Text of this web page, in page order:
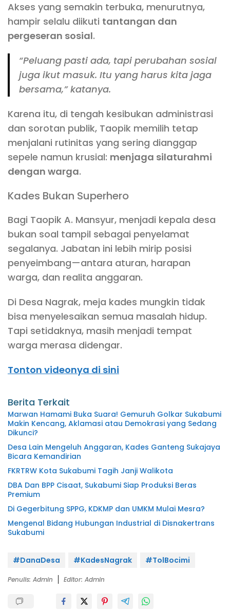
Akses yang semakin terbuka, menurutnya,
hampir selalu diikuti tantangan dan
pergeseran sosial.
“Peluang pasti ada, tapi perubahan sosial
juga ikut masuk. Itu yang harus kita jaga
bersama,” katanya.
Karena itu, di tengah kesibukan administrasi
dan sorotan publik, Taopik memilih tetap
menjalani rutinitas yang sering dianggap
sepele namun krusial: menjaga silaturahmi
dengan warga.
Kades Bukan Superhero
Bagi Taopik A. Mansyur, menjadi kepala desa
bukan soal tampil sebagai penyelamat
segalanya. Jabatan ini lebih mirip posisi
penyeimbang—antara aturan, harapan
warga, dan realita anggaran.
Di Desa Nagrak, meja kades mungkin tidak
bisa menyelesaikan semua masalah hidup.
Tapi setidaknya, masih menjadi tempat
warga merasa didengar.
Tonton videonya di sini
Berita Terkait
Marwan Hamami Buka Suara! Gemuruh Golkar Sukabumi
Makin Kencang, Aklamasi atau Demokrasi yang Sedang
Dikunci?
Desa Lain Mengeluh Anggaran, Kades Ganteng Sukajaya
Bicara Kemandirian
FKRTRW Kota Sukabumi Tagih Janji Walikota
DBA Dan BPP Cisaat, Sukabumi Siap Produksi Beras
Premium
Di Gegerbitung SPPG, KDKMP dan UMKM Mulai Mesra?
Mengenal Bidang Hubungan Industrial di Disnakertrans
Sukabumi
#DanaDesa #KadesNagrak #TolBocimi
Penulis: Admin Editor: Admin